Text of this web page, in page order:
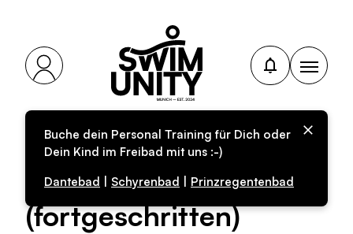
Buche dein Personal Training für Dich oder
Dein Kind im Freibad mit uns :-)
Dantebad
Schyrenbad Prinzregentenbad
Personal-Training für
Kinder
(fortgeschritten)